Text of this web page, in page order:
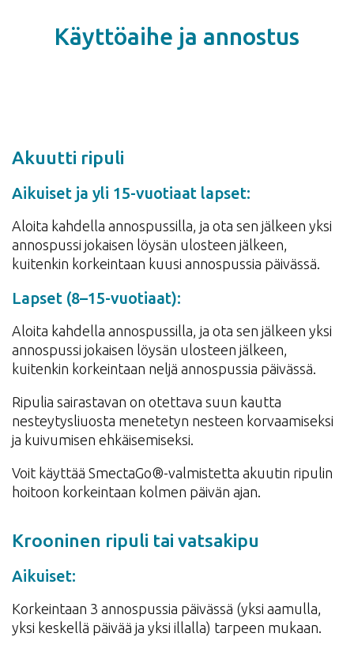
Käyttöaihe ja annostus
Akuutti ripuli
Aikuiset ja yli 15-vuotiaat lapset:
Aloita kahdella annospussilla, ja ota sen jälkeen yksi
annospussi jokaisen löysän ulosteen jälkeen,
kuitenkin korkeintaan kuusi annospussia päivässä.
Lapset (8–15-vuotiaat):
Aloita kahdella annospussilla, ja ota sen jälkeen yksi
annospussi jokaisen löysän ulosteen jälkeen,
kuitenkin korkeintaan neljä annospussia päivässä.
Ripulia sairastavan on otettava suun kautta
nesteytysliuosta menetetyn nesteen korvaamiseksi
ja kuivumisen ehkäisemiseksi.
Voit käyttää SmectaGo®-valmistetta akuutin ripulin
hoitoon korkeintaan kolmen päivän ajan.
Krooninen ripuli tai vatsakipu
Aikuiset:
Korkeintaan 3 annospussia päivässä (yksi aamulla,
yksi keskellä päivää ja yksi illalla) tarpeen mukaan.